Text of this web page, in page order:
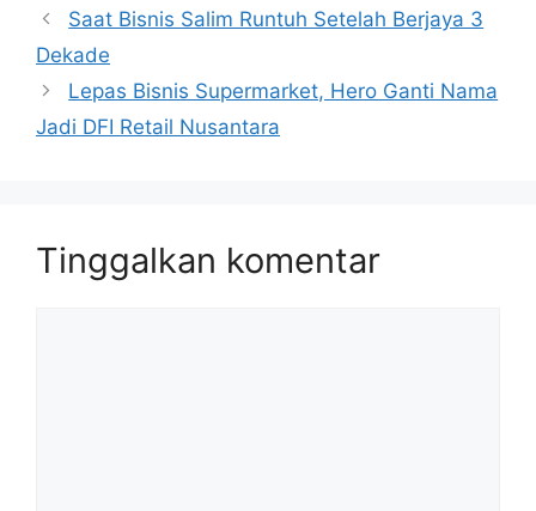
Saat Bisnis Salim Runtuh Setelah Berjaya 3
Dekade
Lepas Bisnis Supermarket, Hero Ganti Nama
Jadi DFI Retail Nusantara
Tinggalkan komentar